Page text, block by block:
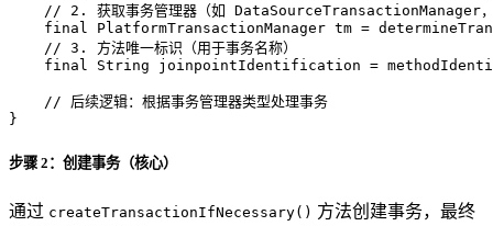
// 2. 获取事务管理器（如
final
PlatformTransactionManager tm =
// 3. 方法唯一标识（用于事务名称）
final
String joinpointIdentification =
// 后续逻辑：根据事务管理器类型处理事务
}
步骤 2：创建事务（核心）
通过 createTransactionIfNecessary() 方法创建事务，最终